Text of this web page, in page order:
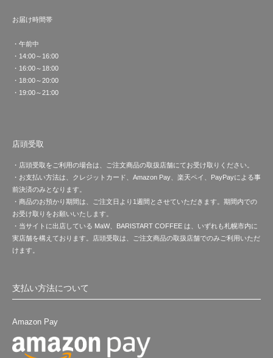
お届け時間帯
・午前中
・14:00～16:00
・16:00～18:00
・18:00～20:00
・19:00～21:00
店頭受取
・店頭受取をご利用の場合は、ご注文商品の取扱店舗にてお受け取りください。
・お支払い方法は、クレジットカード、Amazon Pay、楽天ペイ、PayPayによる事
前決済のみとなります。
・商品のお預かり期間は、ご注文日より1週間とさせていただきます。期間内での
お受け取りをお願いいたします。
・当サイトに出店している MaW、BARISTART COFFEE は、いずれも札幌市内に
実店舗を構えております。店頭受取は、ご注文商品の取扱店舗でのみご利用いただ
けます。
支払い方法について
Amazon Pay